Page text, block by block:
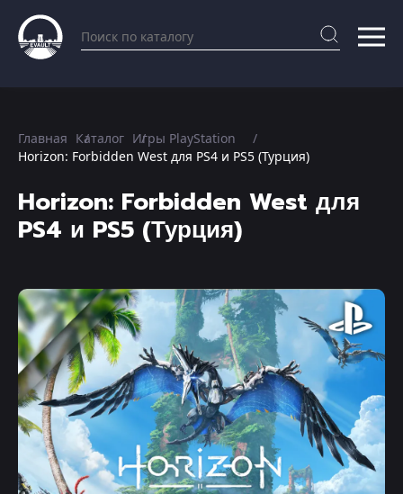
Главная Каталог Игры PlayStation
Horizon: Forbidden West для PS4 и PS5 (Турция)
Horizon: Forbidden West для
PS4 и PS5 (Турция)